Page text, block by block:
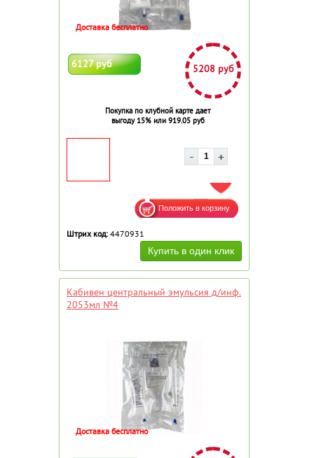
6127 руб 5208 руб
Покупка по клубной карте дает
выгоду 15% или 919.05 руб
Доставка бесплатно
ДОБАВИТЬ В ИЗБРАННОЕ
Штрих код: 4470931
Кабивен центральный эмульсия д/инф.
2053мл №4
Доставка бесплатно